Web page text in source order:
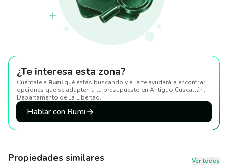
¿Te interesa esta zona?
Cuéntale a Rumi qué estás buscando y ella te ayudará a encontrar
opciones que se adapten a tu presupuesto en Antiguo Cuscatlán,
Departamento de La Libertad.
Hablar con Rumi
Propiedades similares
Ver todos